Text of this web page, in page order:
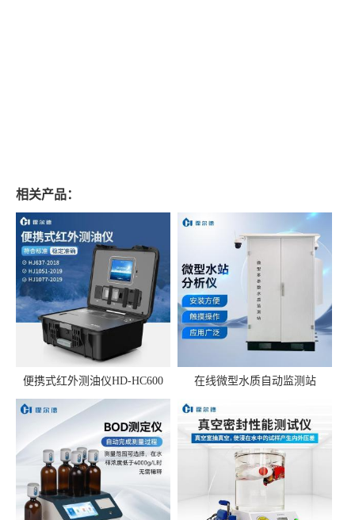
相关产品：
便携式红外测油仪HD-HC600 在线微型水质自动监测站